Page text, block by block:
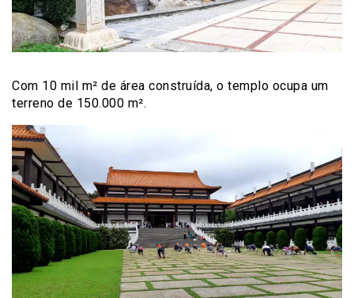
Com 10 mil m² de área construída, o templo ocupa um
terreno de 150.000 m².